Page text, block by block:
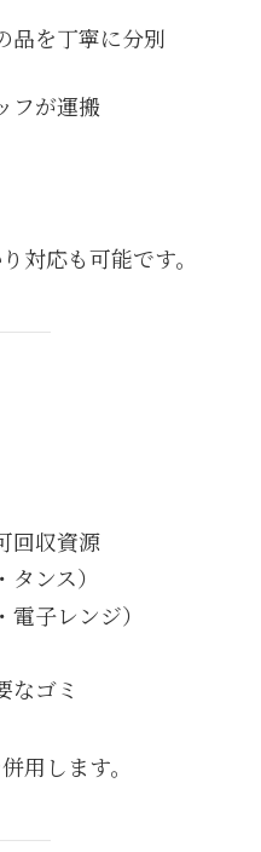
品を丁寧に分別
フが運搬
対応も可能です。
回収資源
ンス）
子レンジ）
なゴミ
用します。